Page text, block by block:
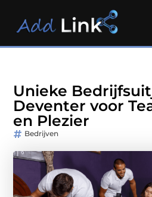
Unieke
Deventer voor
en Plezier
Bedrijven